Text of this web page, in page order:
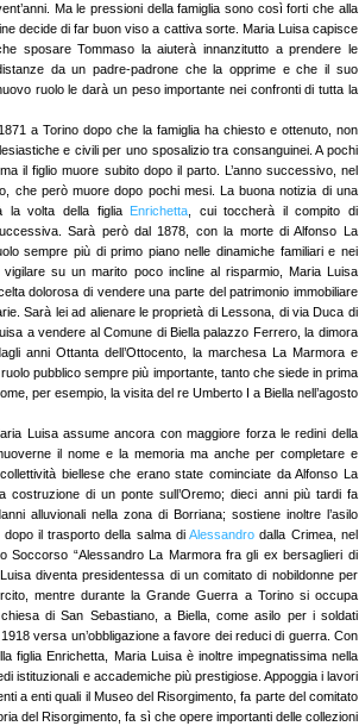
Ma le pressioni della famiglia sono così forti che alla
decide di far buon viso a cattiva sorte. Maria Luisa capisce
sposare Tommaso la aiuterà innanzitutto a prendere le
da un padre-padrone che la opprime e che il suo
ruolo le darà un peso importante nei confronti di tutta la
a Torino dopo che la famiglia ha chiesto e ottenuto, non
e civili per uno sposalizio tra consanguinei. A pochi
il figlio muore subito dopo il parto. L’anno successivo, nel
che però muore dopo pochi mesi. La buona notizia di una
la volta della figlia Enrichetta , cui toccherà il compito di
Sarà però dal 1878, con la morte di Alfonso La
sempre più di primo piano nelle dinamiche familiari e nei
vigilare su un marito poco incline al risparmio, Maria Luisa
dolorosa di vendere una parte del patrimonio immobiliare
Sarà lei ad alienare le proprietà di Lessona, di via Duca di
a vendere al Comune di Biella palazzo Ferrero, la dimora
anni Ottanta dell’Ottocento, la marchesa La Marmora e
pubblico sempre più importante, tanto che siede in prima
per esempio, la visita del re Umberto I a Biella nell’agosto
Luisa assume ancora con maggiore forza le redini della
il nome e la memoria ma anche per completare e
biellese che erano state cominciate da Alfonso La
di un ponte sull’Oremo; dieci anni più tardi fa
alluvionali nella zona di Borriana; sostiene inoltre l’asilo
dopo il trasporto della salma diAlessandro dalla Crimea, nel
Soccorso “Alessandro La Marmora fra gli ex bersaglieri di
diventa presidentessa di un comitato di nobildonne per
mentre durante la Grande Guerra a Torino si occupa
di San Sebastiano, a Biella, come asilo per i soldati
versa un’obbligazione a favore dei reduci di guerra. Con
figlia Enrichetta, Maria Luisa è inoltre impegnatissima nella
istituzionali e accademiche più prestigiose. Appoggia i lavori
a enti quali il Museo del Risorgimento, fa parte del comitato
del Risorgimento, fa sì che opere importanti delle collezioni